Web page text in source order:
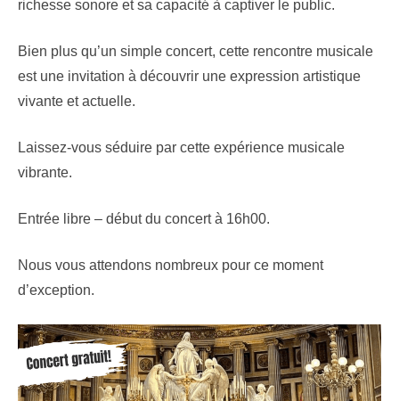
richesse sonore et sa capacité à captiver le public.
Bien plus qu’un simple concert, cette rencontre musicale
est une invitation à découvrir une expression artistique
vivante et actuelle.
Laissez-vous séduire par cette expérience musicale
vibrante.
Entrée libre – début du concert à 16h00.
Nous vous attendons nombreux pour ce moment
d’exception.